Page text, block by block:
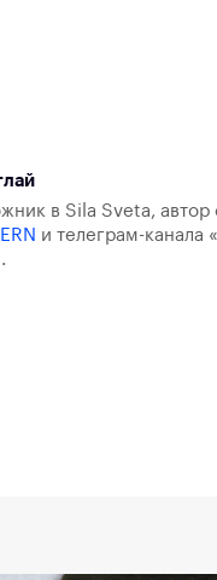
в Sila Sveta, автор
и телеграм-канала «